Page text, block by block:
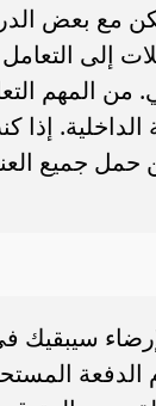
مع بعض
إلى التعامل
من المهم
الداخلية.
حمل جميع
سيبقيك
الدفعة